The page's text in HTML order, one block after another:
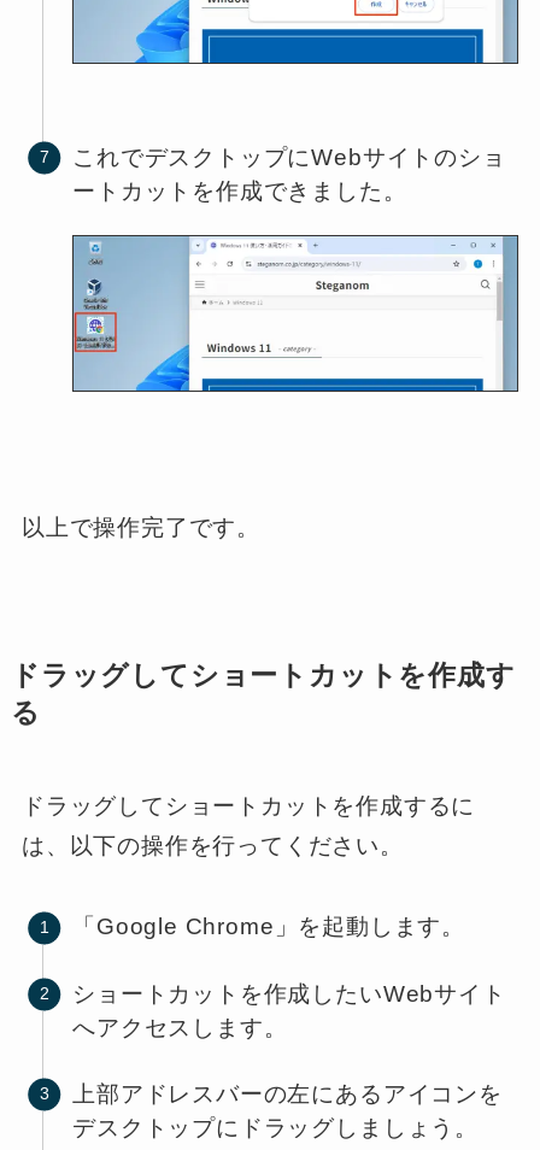
これでデスクトップにWebサイトのショ
ートカットを作成できました。
以上で操作完了です。
ドラッグしてショートカットを作成す
る
ドラッグしてショートカットを作成するに
は、以下の操作を行ってください。
「Google Chrome」を起動します。
ショートカットを作成したいWebサイト
へアクセスします。
上部アドレスバーの左にあるアイコンを
デスクトップにドラッグしましょう。